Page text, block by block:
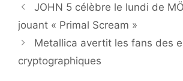
JOHN 5 célèbre le lundi de
jouant « Primal Scream »
Metallica avertit les fans des
cryptographiques